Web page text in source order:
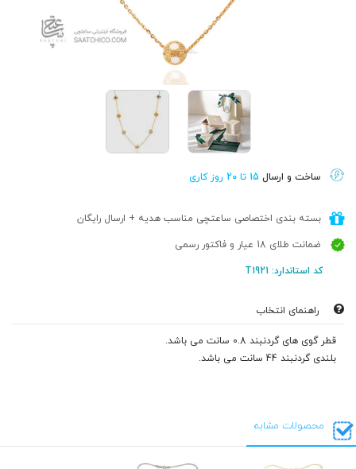
ساخت و ارسال 15 تا 20 روز کاری
بسته بندی اختصاصی ساعتچی مناسب هدیه + ارسال رایگان
ضمانت طلای 18 عیار و فاکتور رسمی
کد استاندارد: T1921
راهنمای انتخاب
قطر گوی های گردنبند 0.8 سانت می باشد.
بلندی گردنبند 44 سانت می باشد.
محصولات مشابه